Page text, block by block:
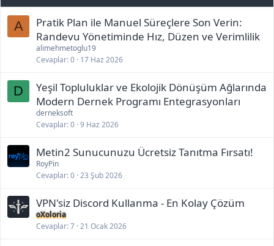
A
Pratik Plan ile Manuel Süreçlere Son Verin:
Randevu Yönetiminde Hız, Düzen ve Verimlilik
alimehmetoglu19
Cevaplar 0 17 Haz 2026
D
Yeşil Topluluklar ve Ekolojik Dönüşüm Ağlarında
Modern Dernek Programı Entegrasyonları
derneksoft
Cevaplar 0 9 Haz 2026
Metin2 Sunucunuzu Ücretsiz Tanıtma Fırsatı!
RoyPin
Cevaplar 0 23 Şub 2026
VPN'siz Discord Kullanma - En Kolay Çözüm
oXoloria
Cevaplar 7 21 Ocak 2026